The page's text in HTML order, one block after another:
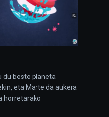
du beste planeta
eta Marte da aukera
horretarako